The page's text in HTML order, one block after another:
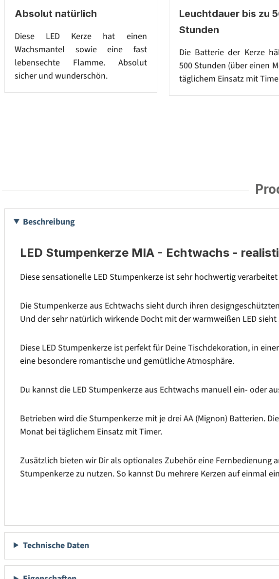
Absolut natürlich
Diese LED Kerze hat einen
Wachsmantel sowie eine fast
lebensechte Flamme. Absolut
sicher und wunderschön.
Leuchtdauer bis zu
Stunden
Die Batterie der Kerze
500 Stunden (über einen
täglichem Einsatz mit
Beschreibung
LED Stumpenkerze MIA - Echtwachs -
Diese sensationelle LED Stumpenkerze ist sehr hochwertig
Die Stumpenkerze aus Echtwachs sieht durch ihren
Und der sehr natürlich wirkende Docht mit der warmweißen LED
Diese LED Stumpenkerze ist perfekt für Deine Tischdekoration, in
eine besondere romantische und gemütliche Atmosphäre.
Du kannst die LED Stumpenkerze aus Echtwachs manuell ein- oder
Betrieben wird die Stumpenkerze mit je drei AA (Mignon) Batterien.
Monat bei täglichem Einsatz mit Timer.
Zusätzlich bieten wir Dir als optionales Zubehör eine Fernbedienung
Stumpenkerze zu nutzen. So kannst Du mehrere Kerzen auf einmal
Technische Daten